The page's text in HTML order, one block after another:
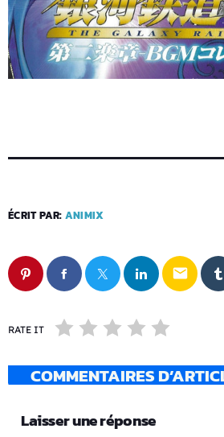
ÉCRIT PAR: ANIMIX
email
RATE IT
COMMENTAIRES
Laisser une réponse